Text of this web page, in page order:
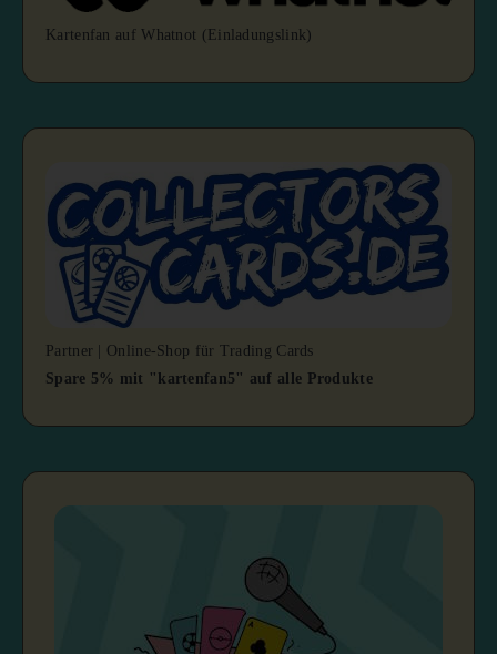
Kartenfan auf Whatnot (Einladungslink)
Partner | Online-Shop für Trading Cards
Spare 5% mit "kartenfan5" auf alle Produkte